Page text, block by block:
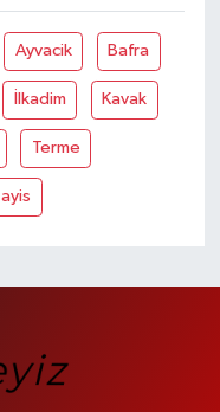
Ayvacik Bafra
İlkadim Kavak
Terme